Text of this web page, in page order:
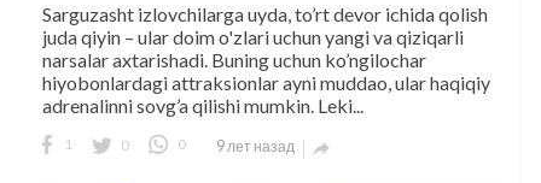
Sarguzasht izlovchilarga uyda, to’rt devor ichida qolish
juda qiyin – ular doim o'zlari uchun yangi va qiziqarli
narsalar axtarishadi. Buning uchun ko’ngilochar
hiyobonlardagi attraksionlar ayni muddao, ular haqiqiy
adrenalinni sovg’a qilishi mumkin. Leki...
1 0 0 9 лет назад 